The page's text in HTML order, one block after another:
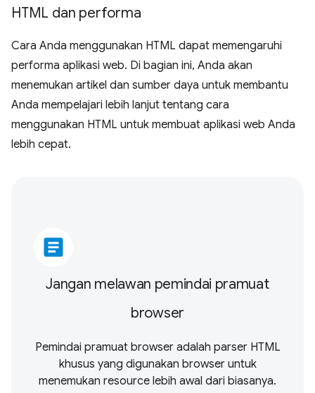
HTML dan performa
Cara Anda menggunakan HTML dapat memengaruhi
performa aplikasi web. Di bagian ini, Anda akan
menemukan artikel dan sumber daya untuk membantu
Anda mempelajari lebih lanjut tentang cara
menggunakan HTML untuk membuat aplikasi web Anda
lebih cepat.
article
Jangan melawan pemindai pramuat
browser
Pemindai pramuat browser adalah parser HTML
khusus yang digunakan browser untuk
menemukan resource lebih awal dari biasanya.